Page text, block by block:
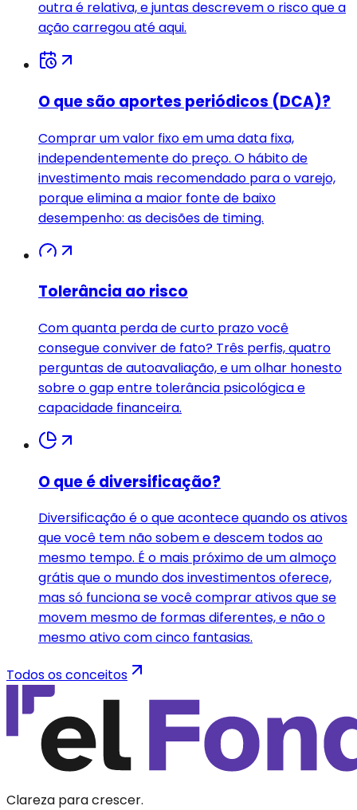
outra é relativa, e juntas descrevem o risco que a
ação carregou até aqui.
O que são aportes periódicos (DCA)?
Comprar um valor fixo em uma data fixa,
independentemente do preço. O hábito de
investimento mais recomendado para o varejo,
porque elimina a maior fonte de baixo
desempenho: as decisões de timing.
Tolerância ao risco
Com quanta perda de curto prazo você
consegue conviver de fato? Três perfis, quatro
perguntas de autoavaliação, e um olhar honesto
sobre o gap entre tolerância psicológica e
capacidade financeira.
O que é diversificação?
Diversificação é o que acontece quando os ativos
que você tem não sobem e descem todos ao
mesmo tempo. É o mais próximo de um almoço
grátis que o mundo dos investimentos oferece,
mas só funciona se você comprar ativos que se
movem mesmo de formas diferentes, e não o
mesmo ativo com cinco fantasias.
Todos os conceitos
Clareza para crescer.